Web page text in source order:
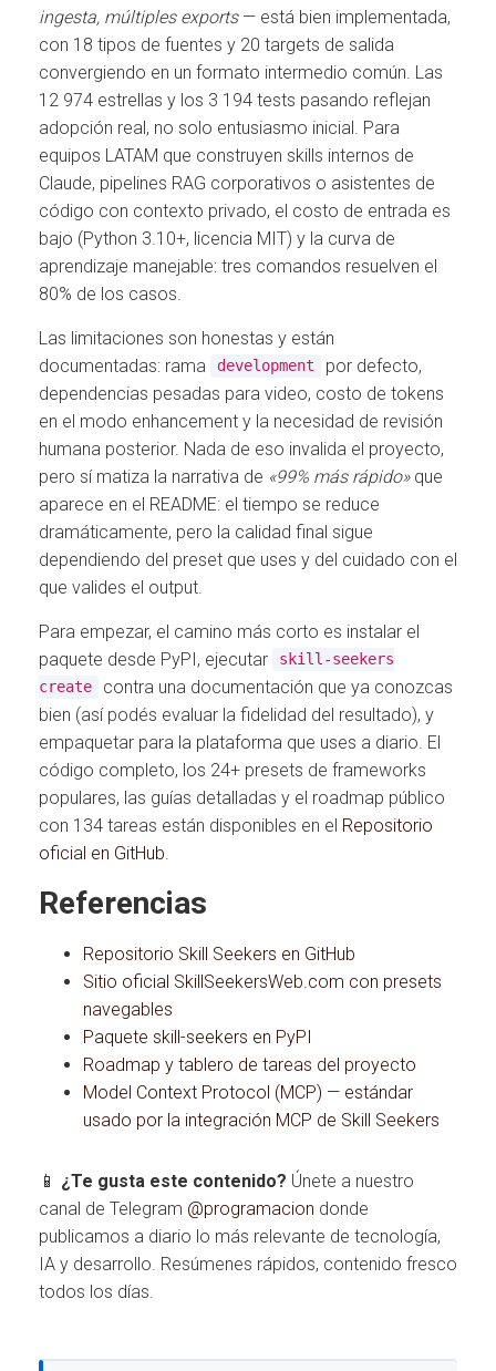
ingesta, múltiples exports— está bien implementada,
con 18 tipos de fuentes y 20 targets de salida
convergiendo en un formato intermedio común. Las
12 974 estrellas y los 3 194 tests pasando reflejan
adopción real, no solo entusiasmo inicial. Para
equipos LATAM que construyen skills internos de
Claude, pipelines RAG corporativos o asistentes de
código con contexto privado, el costo de entrada es
bajo (Python 3.10+, licencia MIT) y la curva de
aprendizaje manejable: tres comandos resuelven el
80% de los casos.
Las limitaciones son honestas y están
documentadas: rama
development
por defecto,
dependencias pesadas para video, costo de tokens
en el modo enhancement y la necesidad de revisión
humana posterior. Nada de eso invalida el proyecto,
pero sí matiza la narrativa de «99% más rápido»que
aparece en el README: el tiempo se reduce
dramáticamente, pero la calidad final sigue
dependiendo del preset que uses y del cuidado con el
que valides el output.
Para empezar, el camino más corto es instalar el
paquete desde PyPI, ejecutar
skill-seekers
create
contra una documentación que ya conozcas
bien (así podés evaluar la fidelidad del resultado), y
empaquetar para la plataforma que uses a diario. El
código completo, los 24+ presets de frameworks
populares, las guías detalladas y el roadmap público
con 134 tareas están disponibles en el Repositorio
oficial en GitHub
Referencias
Repositorio Skill Seekers en GitHub
Sitio oficial SkillSeekersWeb.com con presets
navegables
Paquete skill-seekers en PyPI
Roadmap y tablero de tareas del proyecto
Model Context Protocol (MCP) — estándar
usado por la integración MCP de Skill Seekers
📱 ¿Te gusta este contenido? Únete a nuestro
canal de Telegram @programacion donde
publicamos a diario lo más relevante de tecnología,
IA y desarrollo. Resúmenes rápidos, contenido fresco
todos los días.